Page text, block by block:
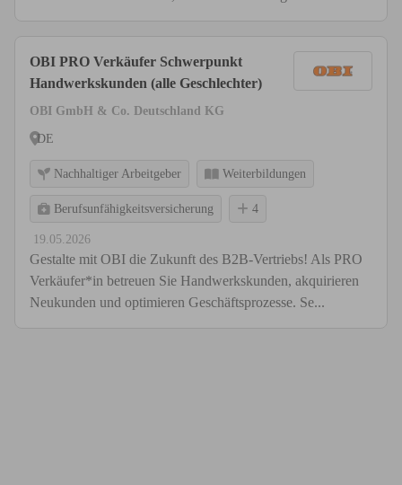
OBI PRO Verkäufer Schwerpunkt
Handwerkskunden (alle Geschlechter)
OBI GmbH & Co. Deutschland KG
DE
Nachhaltiger Arbeitgeber Weiterbildungen
Berufsunfähigkeitsversicherung 4
19.05.2026
Gestalte mit OBI die Zukunft des B2B-Vertriebs! Als PRO
Verkäufer*in betreuen Sie Handwerkskunden, akquirieren
Neukunden und optimieren Geschäftsprozesse. Se...